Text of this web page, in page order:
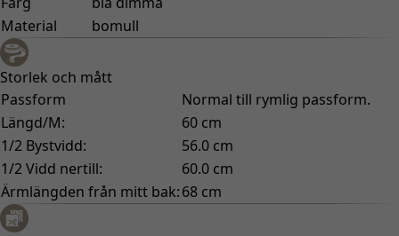
Material
bomull
Storlek och mått
Passform
Normal till rymlig passform.
Längd/M:
60 cm
1/2 Bystvidd:
56.0 cm
1/2 Vidd nertill:
60.0 cm
Ärmlängden från mitt bak:68 cm